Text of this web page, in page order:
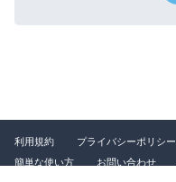
利用規約 プライバシーポリシー
簡単な使い方
お問い合わせ